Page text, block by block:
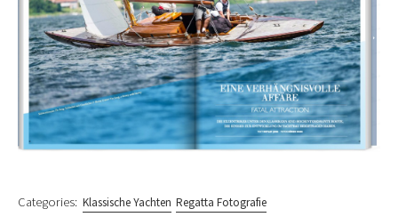
Categories: Klassische Yachten Regatta Fotografie